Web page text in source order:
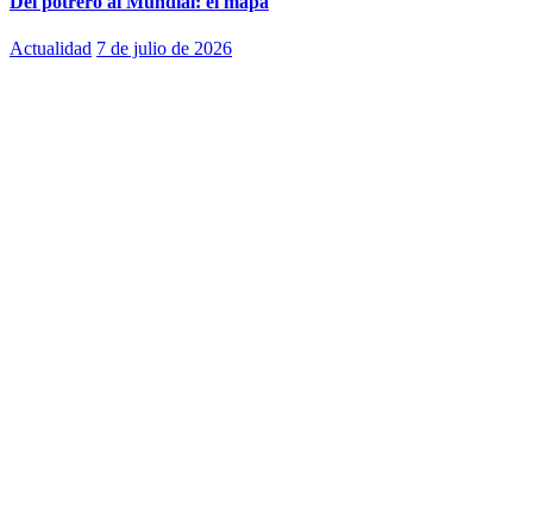
Actualidad 7 de julio de 2026